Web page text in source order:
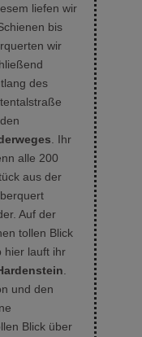
liefen wir
bis
wir
des
. Ihr
alle 200
aus der
Auf der
tollen Blick
hier lauft ihr
und den
Blick über